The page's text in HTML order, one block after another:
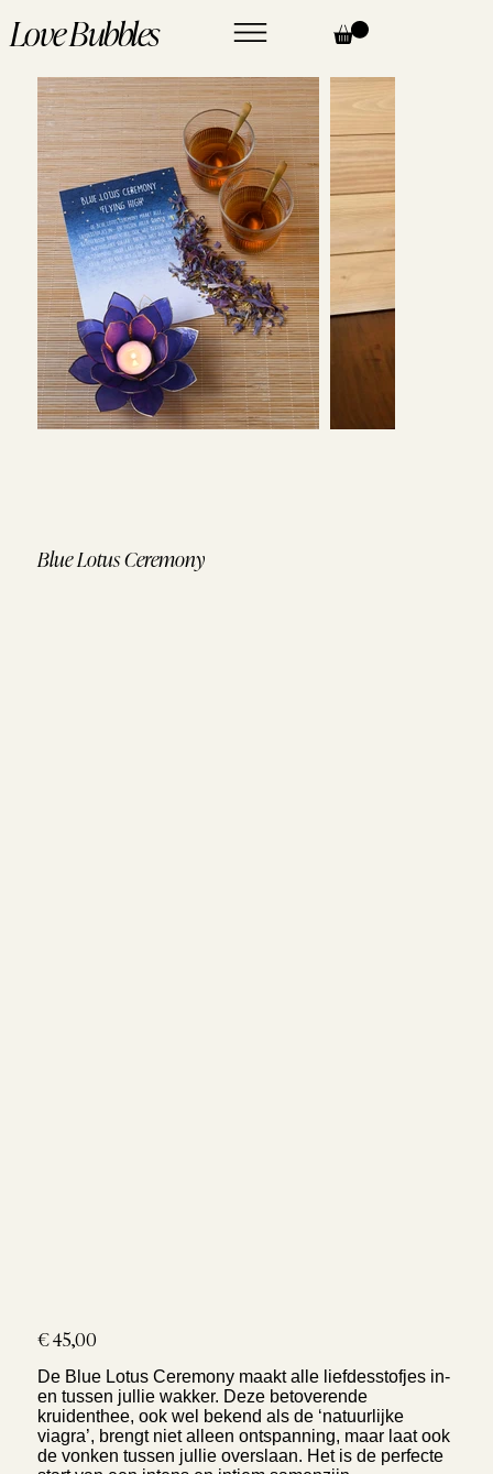
Love Bubbles
Blue Lotus Ceremony
€ 45,00
De Blue Lotus Ceremony maakt alle liefdesstofjes in-
en tussen jullie wakker. Deze betoverende
kruidenthee, ook wel bekend als de ‘natuurlijke
viagra’, brengt niet alleen ontspanning, maar laat ook
de vonken tussen jullie overslaan. Het is de perfecte